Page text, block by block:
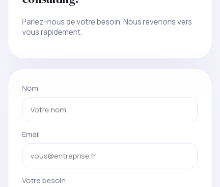
Parlez-nous de votre besoin. Nous revenons vers
vous rapidement.
Nom
Email
Votre besoin